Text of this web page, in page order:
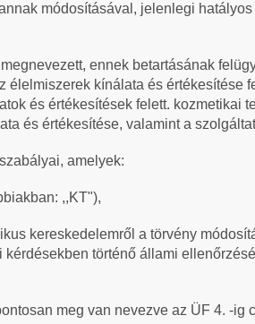
módosításával, jelenlegi
ennek betartásának
élelmiszerek kínálata és értékesítése
és értékesítések felett. kozmetikai
és értékesítése, valamint a
amelyek:
,,KT"),
kereskedelemről a törvény
történő állami
meg van nevezve az ÜF 4. -ig